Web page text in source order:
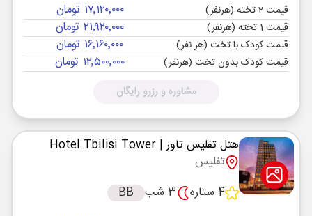
قیمت 2 تخته (هرنفر) ۱۷٬۱۲۰٬۰۰۰ تومان
قیمت 1 تخته (هرنفر) ۲۱٬۹۲۰٬۰۰۰ تومان
قیمت کودک با تخت (هر نفر) ۱۶٬۱۶۰٬۰۰۰ تومان
قیمت کودک بدون تخت (هرنفر) ۱۲٬۵۰۰٬۰۰۰ تومان
مشاوره و رزرو رایگان
هتل تفلیس تاور| Hotel Tbilisi Tower
تفلیس
4 ستاره
3 شب BB